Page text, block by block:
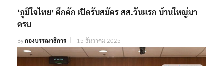
‘ภูมิใจไทย’ คึกคัก เปิดรับสมัคร สส.วันแรก บ้านใหญ่มา
ครบ
Byกองบรรณาธิการ 15 ธันวาคม 2025